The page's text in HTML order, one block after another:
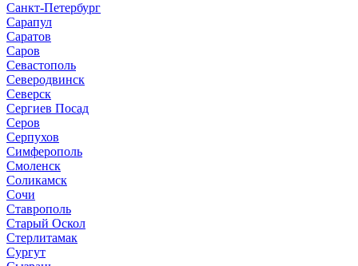
Санкт-Петербург
Сарапул
Саратов
Саров
Севастополь
Северодвинск
Северск
Сергиев Посад
Серов
Серпухов
Симферополь
Смоленск
Соликамск
Сочи
Ставрополь
Старый Оскол
Стерлитамак
Сургут